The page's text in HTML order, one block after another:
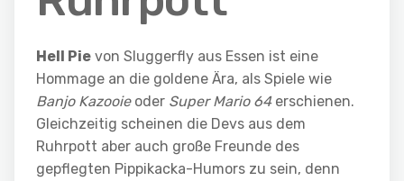
Hell Pie von Sluggerfly aus Essen ist eine
Hommage an die goldene Ära, als Spiele wie
Banjo Kazooieoder Super Mario 64erschienen.
Gleichzeitig scheinen die Devs aus dem
Ruhrpott aber auch große Freunde des
gepflegten Pippikacka-Humors zu sein, denn